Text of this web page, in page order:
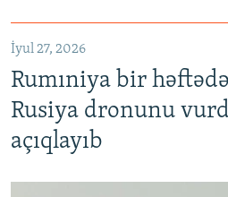
İyul 27, 2026
Rumıniya bir
Rusiya dronunu
açıqlayıb